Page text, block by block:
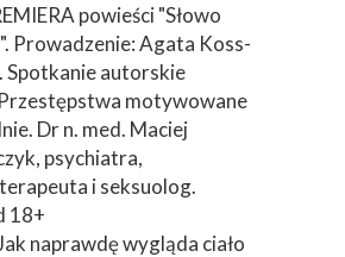
powieści "Słowo
Prowadzenie: Agata Koss-
Spotkanie autorskie
motywowane
Dr n. med. Maciej
psychiatra,
i seksuolog.
18+
naprawdę wygląda ciało